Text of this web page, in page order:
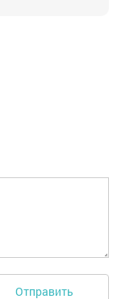
Отправить